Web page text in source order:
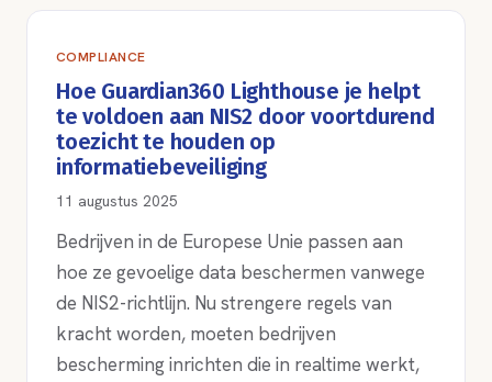
COMPLIANCE
Hoe Guardian360 Lighthouse je helpt
te voldoen aan NIS2 door voortdurend
toezicht te houden op
informatiebeveiliging
11 augustus 2025
Bedrijven in de Europese Unie passen aan
hoe ze gevoelige data beschermen vanwege
de NIS2-richtlijn. Nu strengere regels van
kracht worden, moeten bedrijven
bescherming inrichten die in realtime werkt,